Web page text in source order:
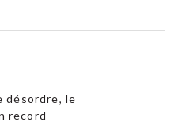
désordre, le
record